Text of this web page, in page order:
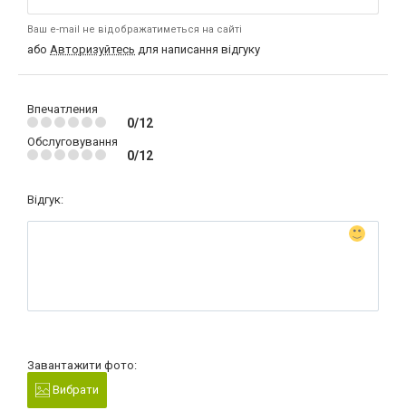
Ваш e-mail не відображатиметься на сайті
або Авторизуйтесь для написання відгуку
Впечатления
0/12
Обслуговування
0/12
Відгук:
Завантажити фото:
Вибрати